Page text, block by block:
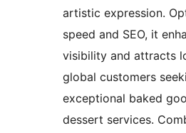
artistic expression.
speed and SEO, it
visibility and attracts
global customers
exceptional baked
dessert services.